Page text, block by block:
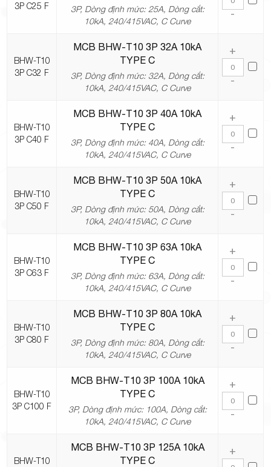
3P C25 F
3P, Dòng định mức: 25A, Dòng cắt:
10kA, 240/415VAC, C Curve
-
BHW-T10
3P C32 F
MCB BHW-T10 3P 32A 10kA
TYPE C
3P, Dòng định mức: 32A, Dòng cắt:
10kA, 240/415VAC, C Curve
+
-
BHW-T10
3P C40 F
MCB BHW-T10 3P 40A 10kA
TYPE C
3P, Dòng định mức: 40A, Dòng cắt:
10kA, 240/415VAC, C Curve
+
-
BHW-T10
3P C50 F
MCB BHW-T10 3P 50A 10kA
TYPE C
3P, Dòng định mức: 50A, Dòng cắt:
10kA, 240/415VAC, C Curve
+
-
BHW-T10
3P C63 F
MCB BHW-T10 3P 63A 10kA
TYPE C
3P, Dòng định mức: 63A, Dòng cắt:
10kA, 240/415VAC, C Curve
+
-
BHW-T10
3P C80 F
MCB BHW-T10 3P 80A 10kA
TYPE C
3P, Dòng định mức: 80A, Dòng cắt:
10kA, 240/415VAC, C Curve
+
-
BHW-T10
3P C100 F
MCB BHW-T10 3P 100A 10kA
TYPE C
3P, Dòng định mức: 100A, Dòng cắt:
10kA, 240/415VAC, C Curve
+
-
BHW-T10
MCB BHW-T10 3P 125A 10kA
TYPE C
+